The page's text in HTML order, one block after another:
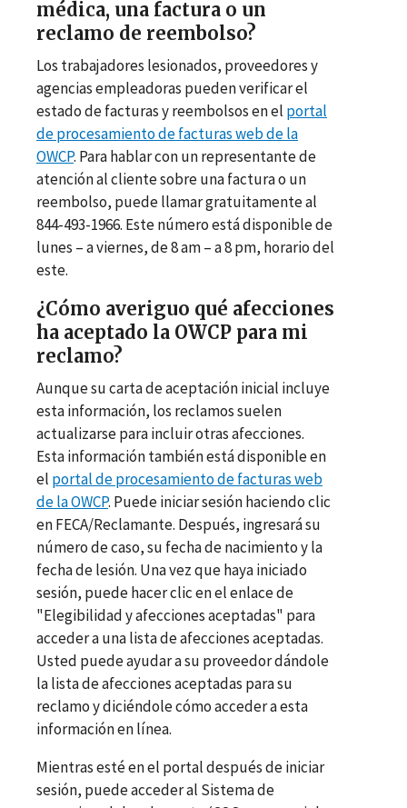
médica, una factura o un
reclamo de reembolso?
Los trabajadores lesionados, proveedores y
agencias empleadoras pueden verificar el
estado de facturas y reembolsos en el portal
de procesamiento de facturas web de la
OWCP. Para hablar con un representante de
atención al cliente sobre una factura o un
reembolso, puede llamar gratuitamente al
844-493-1966. Este número está disponible de
lunes –a viernes, de 8 am–a 8 pm, horario del
este.
¿Cómo averiguo qué afecciones
ha aceptado la OWCP para mi
reclamo?
Aunque su carta de aceptación inicial incluye
esta información, los reclamos suelen
actualizarse para incluir otras afecciones.
Esta información también está disponible en
el portal de procesamiento de facturas web
de la OWCP. Puede iniciar sesión haciendo clic
en FECA/Reclamante. Después, ingresará su
número de caso, su fecha de nacimiento y la
fecha de lesión. Una vez que haya iniciado
sesión, puede hacer clic en el enlace de
"Elegibilidad y afecciones aceptadas" para
acceder a una lista de afecciones aceptadas.
Usted puede ayudar a su proveedor dándole
la lista de afecciones aceptadas para su
reclamo y diciéndole cómo acceder a esta
información en línea.
Mientras esté en el portal después de iniciar
sesión, puede acceder al Sistema de